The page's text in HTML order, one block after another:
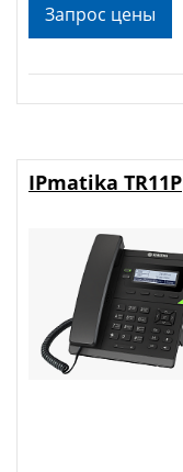
Запрос цены
IPmatika TR11P